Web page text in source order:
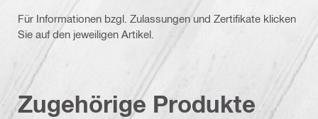
Für Informationen bzgl. Zulassungen und Zertifikate klicken
Sie auf den jeweiligen Artikel.
Zugehörige Produkte